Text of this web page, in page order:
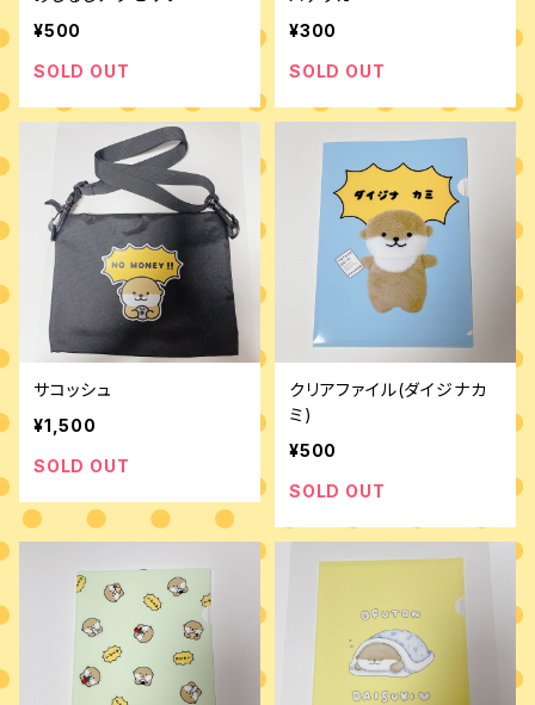
¥500
SOLD OUT
¥300
SOLD OUT
サコッシュ
¥1,500
SOLD OUT
クリアファイル(ダイジナカ
ミ)
¥500
SOLD OUT